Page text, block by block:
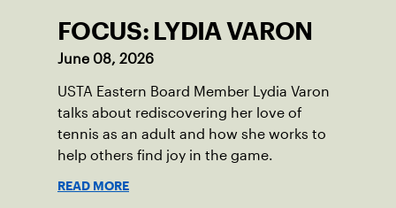
FOCUS: LYDIA VARON
June 08, 2026
USTA Eastern Board Member Lydia Varon
talks about rediscovering her love of
tennis as an adult and how she works to
help others find joy in the game.
READ MORE